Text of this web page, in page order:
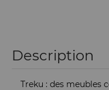
Description
Treku : des meubles